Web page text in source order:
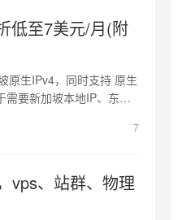
低至7美元/月(附
原生IPv4，同时支持 原生
7
vps、站群、物理